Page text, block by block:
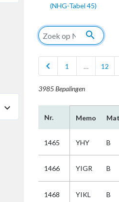
(NHG-Tabel 45)
search
chevron_left 1 … 12
3985 Bepalingen
Nr. Memo
1465 YHY B
1466 YIGR B
1468 YIKL B